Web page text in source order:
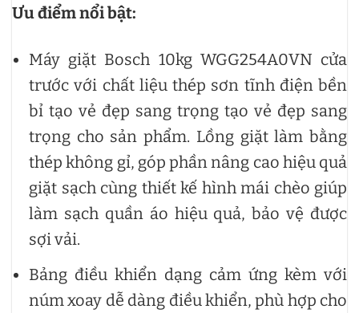
Ưu điểm nổi bật:
Máy giặt Bosch 10kg WGG254A0VN cửa
trước với chất liệu thép sơn tĩnh điện bền
bỉ tạo vẻ đẹp sang trọng tạo vẻ đẹp sang
trọng cho sản phẩm. Lồng giặt làm bằng
thép không gỉ, góp phần nâng cao hiệu quả
giặt sạch cùng thiết kế hình mái chèo giúp
làm sạch quần áo hiệu quả, bảo vệ được
sợi vải.
Bảng điều khiển dạng cảm ứng kèm với
núm xoay dễ dàng điều khiển, phù hợp cho